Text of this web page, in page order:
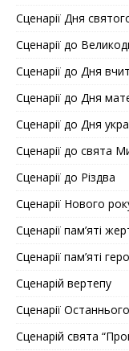
Сценарії Дня
Сценарії до
Сценарії до Дня
Сценарії до Дня
Сценарії до Дня
Сценарії до свята
Сценарії до Різдва
Сценарії Нового
Сценарії пам’яті
Сценарії пам’яті
Сценарій вертепу
Сценарії
Сценарій свята